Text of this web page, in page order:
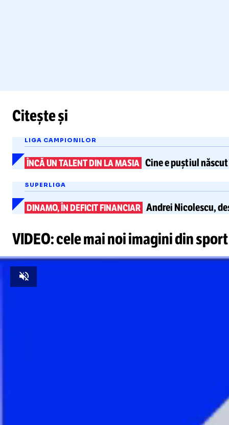
Citește și
LIGA CAMPIONILOR
ÎNCĂ UN TALENT DIN LA MASIA Cine e puștiul
SUPERLIGA
DINAMO, ÎN DEFICIT FINANCIAR Andrei Nicolescu,
VIDEO: cele mai noi imagini din sport
Unmute